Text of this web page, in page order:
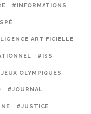
#INFORMATIONS
ARTIFICIELLE
#ISS
OLYMPIQUES
#JOURNAL
#JUSTICE